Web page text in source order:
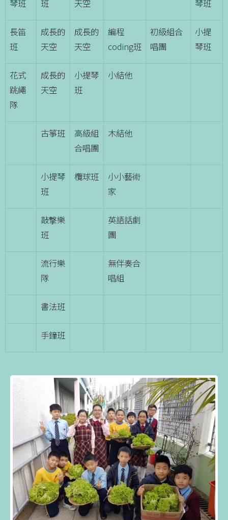
琴班
班
天空
琴班
長笛
班
成長的
天空
成長的
天空
編程
coding班
初級組合
唱團
小提
琴班
花式
跳繩
隊
成長的
天空
小提琴
班
小結他
古箏班
高級組
合唱團
木結他
小提琴
班
欖球班
小小藝術
家
敲撃樂
班
英語話劇
團
流行樂
隊
無伴奏合
唱組
書法班
手鐘班